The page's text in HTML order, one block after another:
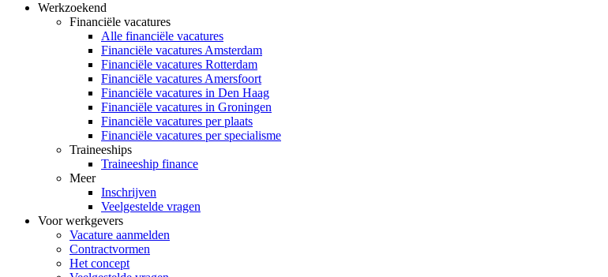
Werkzoekend
Financiële vacatures
Alle financiële vacatures
Financiële vacatures Amsterdam
Financiële vacatures Rotterdam
Financiële vacatures Amersfoort
Financiële vacatures in Den Haag
Financiële vacatures in Groningen
Financiële vacatures per plaats
Financiële vacatures per specialisme
Traineeships
Traineeship finance
Meer
Inschrijven
Veelgestelde vragen
Voor werkgevers
Vacature aanmelden
Contractvormen
Het concept